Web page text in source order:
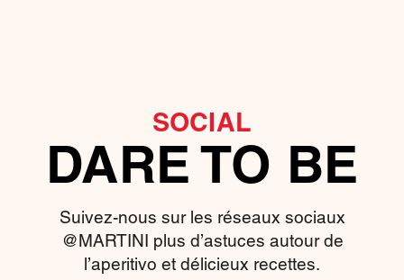
SOCIAL
DARE TO BE
Suivez-nous sur les réseaux sociaux
@MARTINI plus d’astuces autour de
l’aperitivo et délicieux recettes.